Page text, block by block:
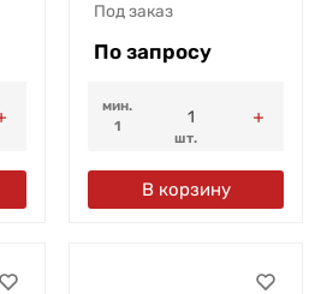
Под заказ
По запросу
мин.
1
шт.
В корзину